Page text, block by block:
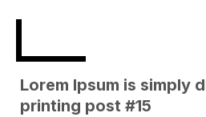
Lorem Ipsum is simply
printing post #15